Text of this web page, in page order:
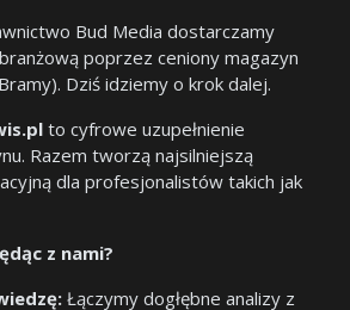
Bud Media dostarczamy
poprzez ceniony magazyn
Dziś idziemy o krok dalej.
to cyfrowe uzupełnienie
Razem tworzą najsilniejszą
dla profesjonalistów takich jak
z nami?
Łączymy dogłębne analizy z